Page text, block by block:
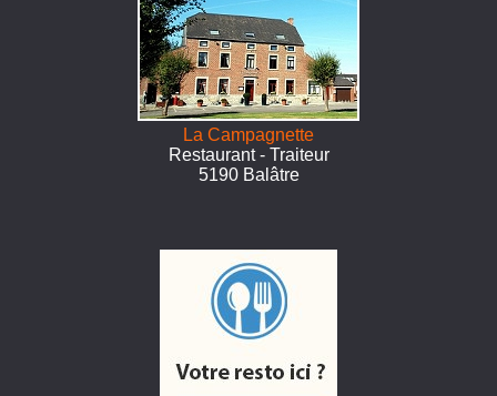
La Campagnette
Restaurant - Traiteur
5190 Balâtre